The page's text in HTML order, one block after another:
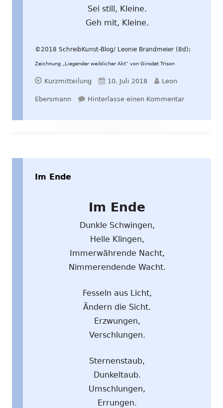
Sei still, Kleine.
Geh mit, Kleine.
©2018 SchreibKunst-Blog/ Leonie Brandmeier (8d);
Zeichnung „Liegender weiblicher Akt“ von Girodet Trison
Format
Kurzmitteilung Veröffentlicht
am
10. Juli 2018 Autor
Leon
Ebersmann Hinterlasse einen Kommentarzu Sei still,
Im Ende
Im Ende
Dunkle Schwingen,
Helle Klingen,
Immerwährende Nacht,
Nimmerendende Wacht.
Fesseln aus Licht,
Ändern die Sicht.
Erzwungen,
Verschlungen.
Sternenstaub,
Dunkeltaub.
Umschlungen,
Errungen.